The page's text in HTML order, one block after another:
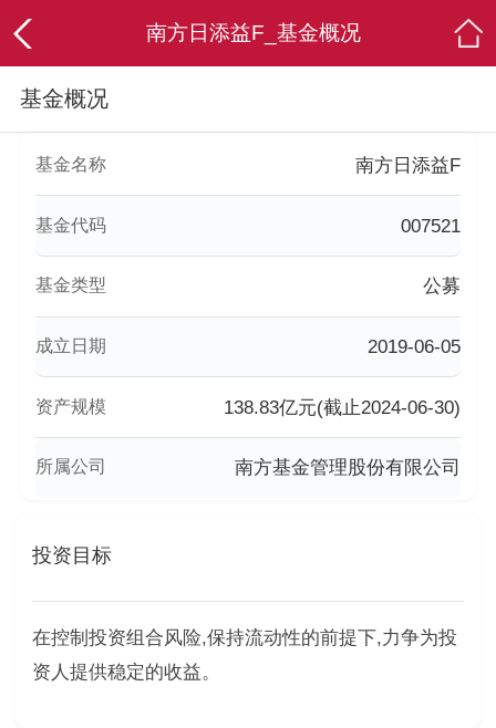
南方日添益F_基金概况
基金概况
基金名称 南方日添益F
基金代码 007521
基金类型 公募
成立日期 2019-06-05
资产规模 138.83亿元(截止2024-06-30)
所属公司 南方基金管理股份有限公司
投资目标
在控制投资组合风险,保持流动性的前提下,力争为投
资人提供稳定的收益。